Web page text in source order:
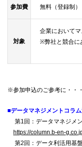
参加費 無料（登録制）
対象
企業において
※弊社と競合に
※参加申込のご参考に・・
■データマネジメントコラ
第1回：データマネジメ
https://column.b-en-
第2回：データ利活用基